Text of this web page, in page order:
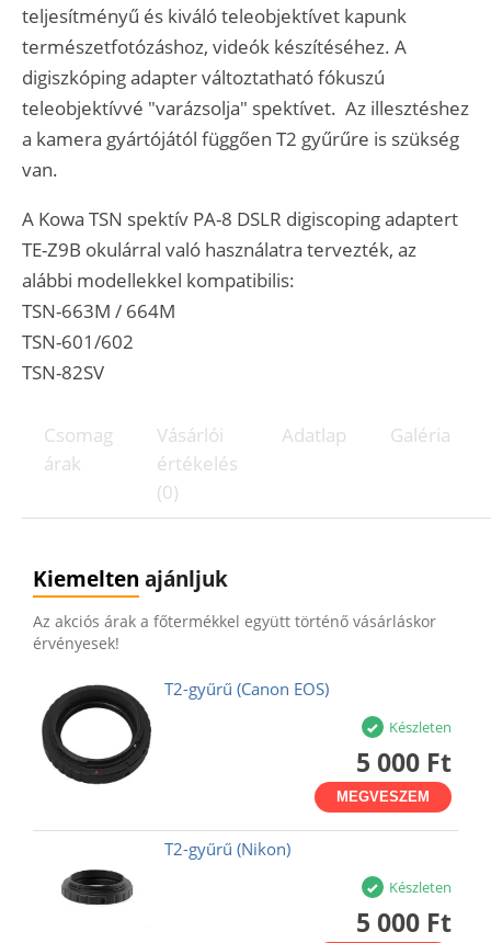
teljesítményű és kiváló teleobjektívet kapunk
természetfotózáshoz, videók készítéséhez. A
digiszkóping adapter változtatható fókuszú
teleobjektívvé "varázsolja" spektívet. Az illesztéshez
a kamera gyártójától függően T2 gyűrűre is szükség
van.
A Kowa TSN spektív PA-8 DSLR digiscoping adaptert
TE-Z9B okulárral való használatra tervezték, az
alábbi modellekkel kompatibilis:
TSN-663M / 664M
TSN-601/602
TSN-82SV
Csomag
árak
Vásárlói
értékelés
(0)
Adatlap Galéria
Kiemelten ajánljuk
Az akciós árak a főtermékkel együtt történő vásárláskor
érvényesek!
T2-gyűrű (Canon EOS)
Készleten
5 000 Ft
MEGVESZEM
T2-gyűrű (Nikon)
Készleten
5 000 Ft